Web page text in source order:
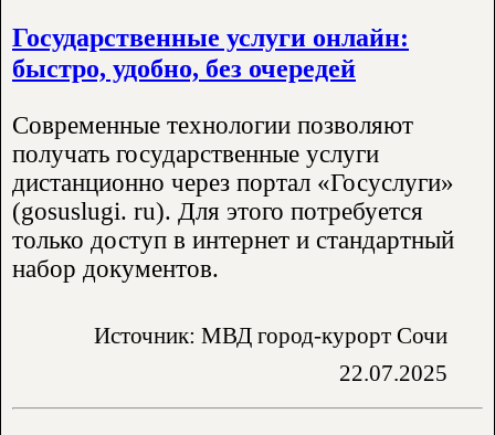
Государственные услуги онлайн:
быстро, удобно, без очередей
Современные технологии позволяют
получать государственные услуги
дистанционно через портал «Госуслуги»
(gosuslugi. ru). Для этого потребуется
только доступ в интернет и стандартный
набор документов.
Источник: МВД город-курорт Сочи
22.07.2025